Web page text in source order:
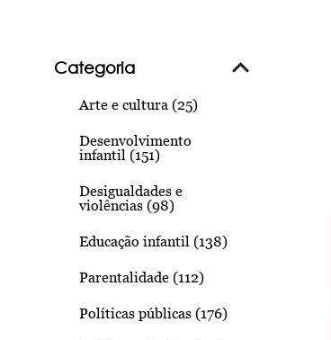
Categoria
Arte e cultura (25)
Desenvolvimento
infantil (151)
Desigualdades e
violências (98)
Educação infantil (138)
Parentalidade (112)
Políticas públicas (176)